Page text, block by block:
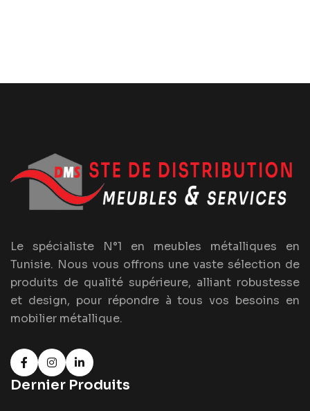
Le spécialiste N°1 en meubles métalliques en
Tunisie. Nous vous offrons une vaste sélection de
produits de qualité supérieure, alliant robustesse
et design, pour répondre à tous vos besoins en
mobilier métallique.
Dernier Produits